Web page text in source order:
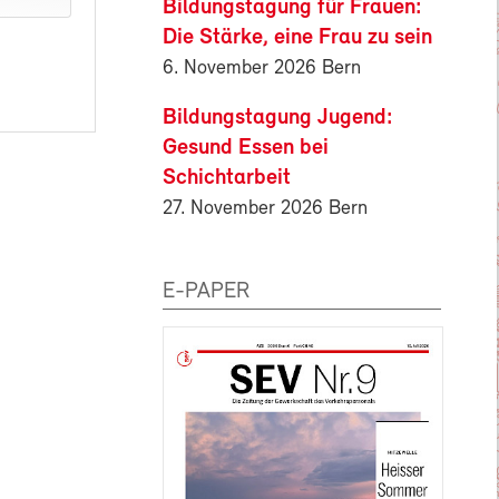
Bildungstagung für Frauen:
Die Stärke, eine Frau zu sein
6. November 2026 Bern
Bildungstagung Jugend:
Gesund Essen bei
Schichtarbeit
27. November 2026 Bern
E-PAPER